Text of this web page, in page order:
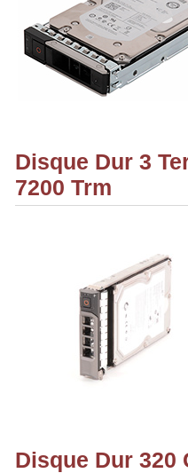
Disque Dur 3
7200 Trm
Disque Dur 320